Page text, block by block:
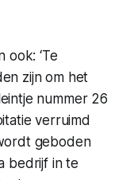
ook: ‘Te
zijn om het
nummer 26
verruimd
geboden
bedrijf in te